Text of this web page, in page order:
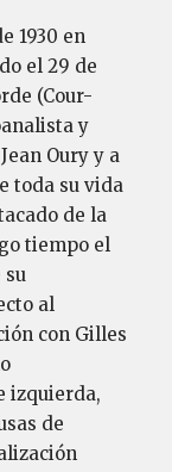
1930 en
el 29 de
(Cour-
y
Oury y a
toda su vida
de la
tiempo el
su
al
con Gilles
izquierda,
de